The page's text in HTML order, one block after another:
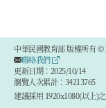
中華民國教育部 版權所有
聯絡我們
更新日期：2025/10/14
瀏覽人次累計：34213765
建議採用 1920x1080(以上)